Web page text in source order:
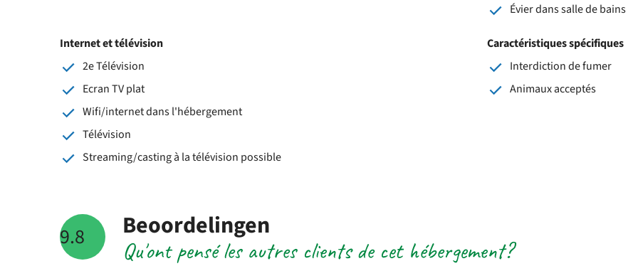
Évier dans salle de bains
Internet et télévision
2e Télévision
Ecran TV plat
Wifi/internet dans l'hébergement
Télévision
Streaming/casting à la télévision possible
Caractéristiques spécifiques
Interdiction de fumer
Animaux acceptés
9.8 Qu'ont pensé les autres clients de cet hébergement?
Beoordelingen